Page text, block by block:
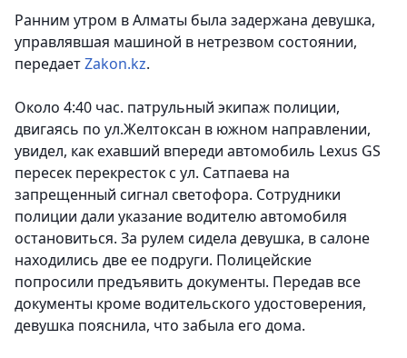
Ранним утром в Алматы была задержана девушка,
управлявшая машиной в нетрезвом состоянии,
передаетZakon.kz.
Около 4:40 час. патрульный экипаж полиции,
двигаясь по ул.Желтоксан в южном направлении,
увидел, как ехавший впереди автомобиль Lexus GS
пересек перекресток с ул. Сатпаева на
запрещенный сигнал светофора. Сотрудники
полиции дали указание водителю автомобиля
остановиться. За рулем сидела девушка, в салоне
находились две ее подруги. Полицейские
попросили предъявить документы. Передав все
документы кроме водительского удостоверения,
девушка пояснила, что забыла его дома.